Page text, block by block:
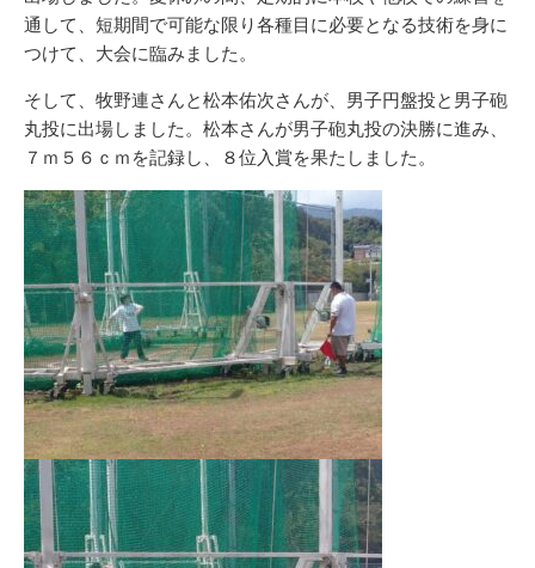
通して、短期間で可能な限り各種目に必要となる技術を身に
つけて、大会に臨みました。
そして、牧野連さんと松本佑次さんが、男子円盤投と男子砲
丸投に出場しました。松本さんが男子砲丸投の決勝に進み、
７ｍ５６ｃｍを記録し、８位入賞を果たしました。